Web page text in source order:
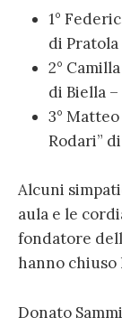
1°
di Pratola
2°
di Biella
3°
Rodari”
Alcuni
aula e le
fondatore
hanno chiuso
Donato